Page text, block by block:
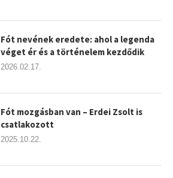
Fót nevének eredete: ahol a legenda
véget ér és a történelem kezdődik
2026.02.17.
Fót mozgásban van – Erdei Zsolt is
csatlakozott
2025.10.22.